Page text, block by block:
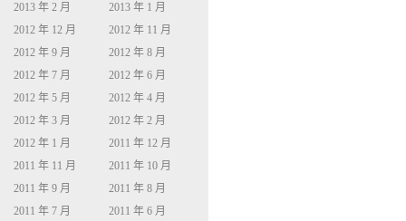
2013 年 2 月
2013 年 1 月
2012 年 12 月
2012 年 11 月
2012 年 9 月
2012 年 8 月
2012 年 7 月
2012 年 6 月
2012 年 5 月
2012 年 4 月
2012 年 3 月
2012 年 2 月
2012 年 1 月
2011 年 12 月
2011 年 11 月
2011 年 10 月
2011 年 9 月
2011 年 8 月
2011 年 7 月
2011 年 6 月